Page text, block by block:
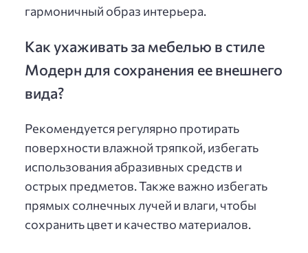
гармоничный образ интерьера.
Как ухаживать за мебелью в стиле
Модерн для сохранения ее внешнего
вида?
Рекомендуется регулярно протирать
поверхности влажной тряпкой, избегать
использования абразивных средств и
острых предметов. Также важно избегать
прямых солнечных лучей и влаги, чтобы
сохранить цвет и качество материалов.